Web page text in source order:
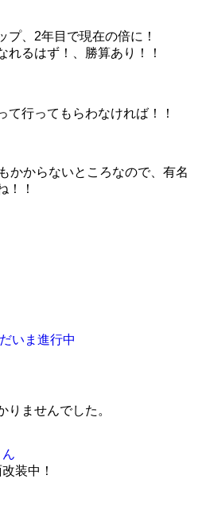
プ、2年目で現在の倍に！
れるはず！、勝算あり！！
て行ってもらわなければ！！
かからないところなので、有名
！！
いま進行中
りませんでした。
装中！